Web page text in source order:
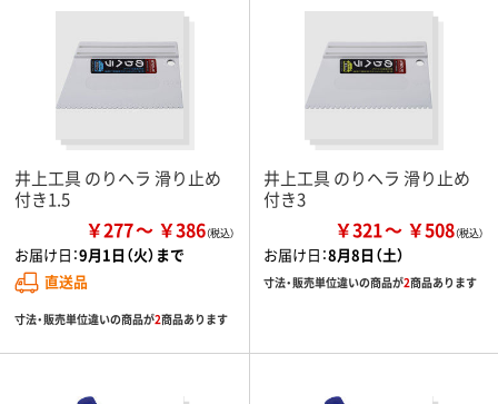
井上工具 のりヘラ 滑り止め
付き1.5
￥277 ￥386
お届け日：9月1日（火）まで
直送品
寸法・販売単位違いの商品が2商品あります
井上工具 のりヘラ 滑り止め
付き3
￥321 ￥508
お届け日：8月8日（土）
寸法・販売単位違いの商品が2商品あります